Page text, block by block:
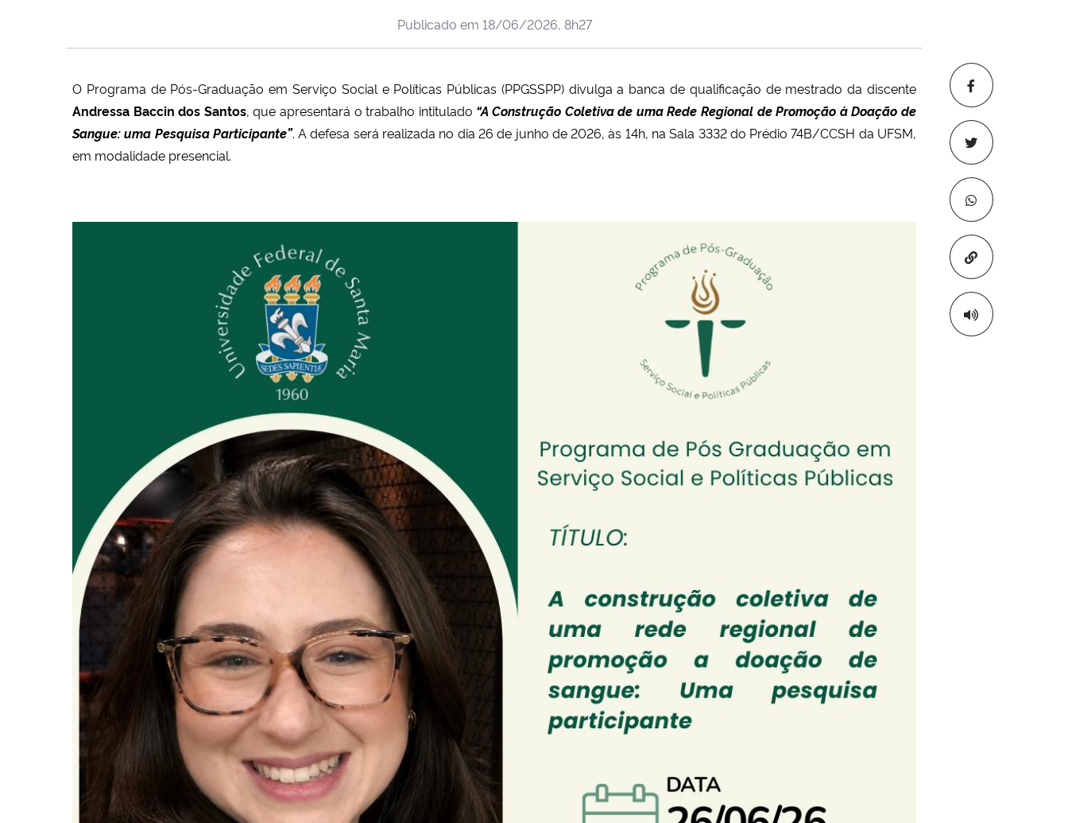
Copiar para
Publicado em 18/06/2026, 8h27
O Programa de Pós-Graduação em Serviço Social e Políticas Públicas (PPGSSPP) divulga a banca de qualificação de mestrado da discente
Andressa Baccin dos Santos, que apresentará o trabalho intitulado “A Construção Coletiva de uma Rede Regional de Promoção à Doação de
Sangue: uma Pesquisa Participante”. A defesa será realizada no dia 26 de junho de 2026, às 14h, na Sala 3332 do Prédio 74B/CCSH da UFSM,
em modalidade presencial.